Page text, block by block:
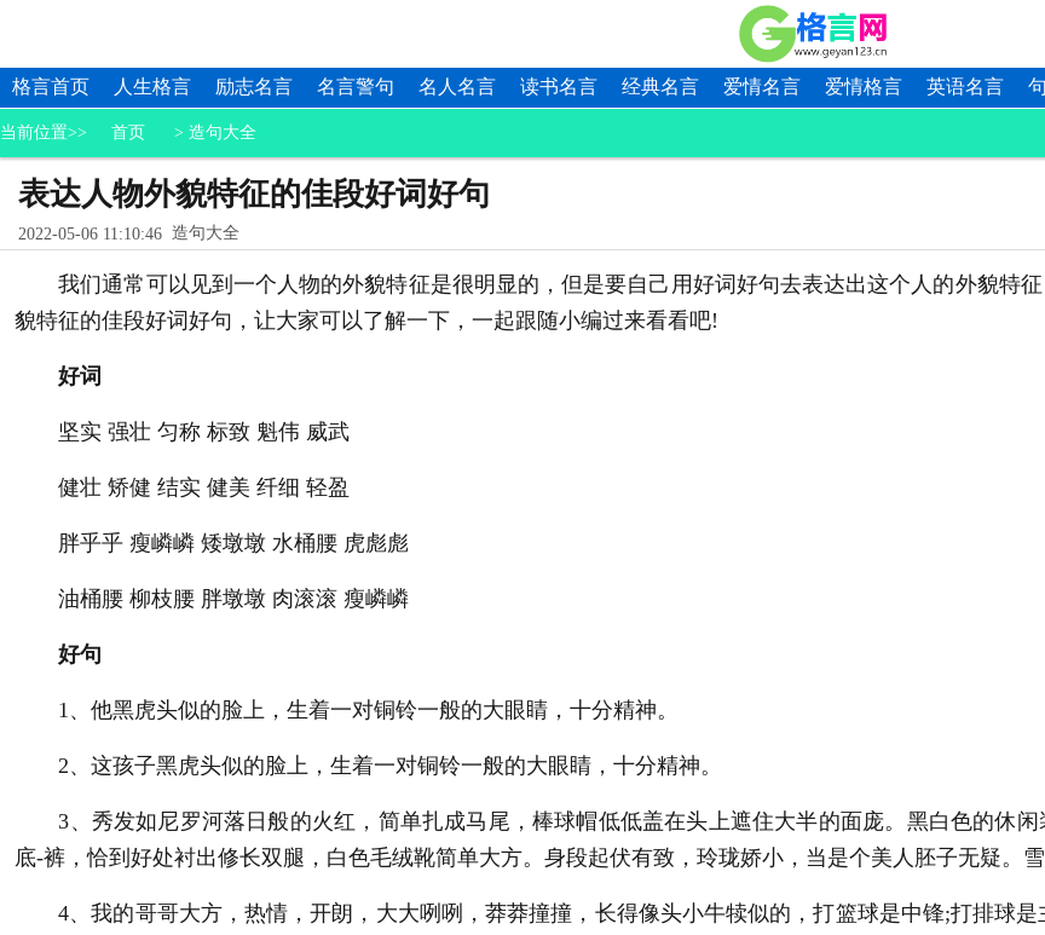
格言首页 人生格言 励志名言 名言警句 名人名言 读书名言 经典名言 爱情名言 爱情格言 英语名言
当前位置>> 首页 > 造句大全
表达人物外貌特征的佳段好词好句
2022-05-06 11:10:46 造句大全
我们通常可以见到一个人物的外貌特征是很明显的，但是要自己用好词好句去表达出这个人的外貌特
貌特征的佳段好词好句，让大家可以了解一下，一起跟随小编过来看看吧!
好词
坚实 强壮 匀称 标致 魁伟 威武
健壮 矫健 结实 健美 纤细 轻盈
胖乎乎 瘦嶙嶙 矮墩墩 水桶腰 虎彪彪
油桶腰 柳枝腰 胖墩墩 肉滚滚 瘦嶙嶙
好句
1、他黑虎头似的脸上，生着一对铜铃一般的大眼睛，十分精神。
2、这孩子黑虎头似的脸上，生着一对铜铃一般的大眼睛，十分精神。
3、秀发如尼罗河落日般的火红，简单扎成马尾，棒球帽低低盖在头上遮住大半的面庞。黑白色的休
底-裤，恰到好处衬出修长双腿，白色毛绒靴简单大方。身段起伏有致，玲珑娇小，当是个美人胚子无疑。
4、我的哥哥大方，热情，开朗，大大咧咧，莽莽撞撞，长得像头小牛犊似的，打篮球是中锋;打排球是